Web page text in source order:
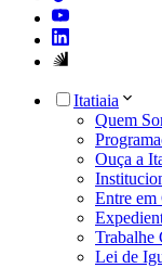
Itatiaia
Quem
Ouça a
Entre em
Trabalhe
Lei de